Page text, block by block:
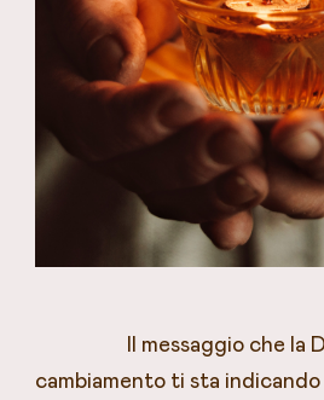
Il messaggio che la
cambiamento ti sta